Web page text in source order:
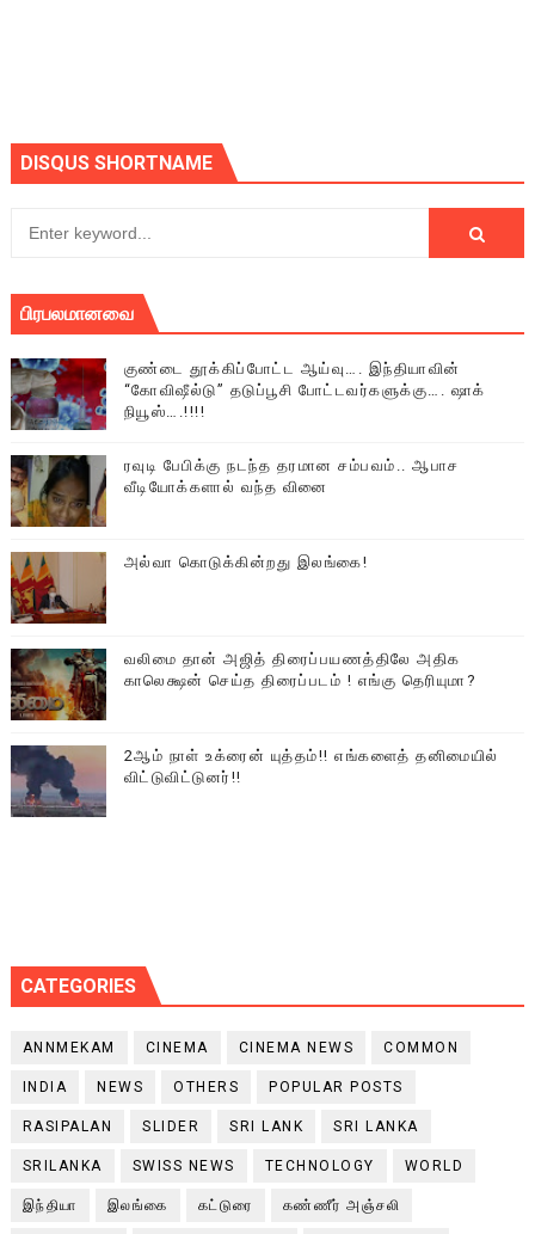
DISQUS SHORTNAME
பிரபலமானவை
குண்டை தூக்கிப்போட்ட ஆய்வு…. இந்தியாவின்
“கோவிஷீல்டு” தடுப்பூசி போட்டவர்களுக்கு…. ஷாக்
நியூஸ்….!!!!
ரவுடி பேபிக்கு நடந்த தரமான சம்பவம்.. ஆபாச
வீடியோக்களால் வந்த வினை
அல்வா கொடுக்கின்றது இலங்கை!
வலிமை தான் அஜித் திரைப்பயணத்திலே அதிக
காலெக்ஷன் செய்த திரைப்படம் ! எங்கு தெரியுமா?
2ஆம் நாள் உக்ரைன் யுத்தம்!! எங்களைத் தனிமையில்
விட்டுவிட்டுனர்!!
CATEGORIES
ANNMEKAM CINEMA CINEMA NEWS COMMON
INDIA NEWS OTHERS POPULAR POSTS
RASIPALAN SLIDER SRI LANK SRI LANKA
SRILANKA SWISS NEWS TECHNOLOGY WORLD
இந்தியா இலங்கை கட்டுரை கண்ணீர் அஞ்சலி